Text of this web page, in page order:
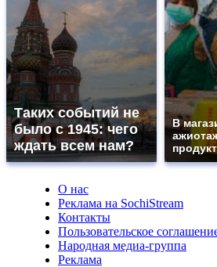
Таких событий не
было с 1945: чего
ждать всем нам?
В
О нас
Реклама на SochiStream
Контакты
Пользовательское
Народная медиа-группа
Реклама